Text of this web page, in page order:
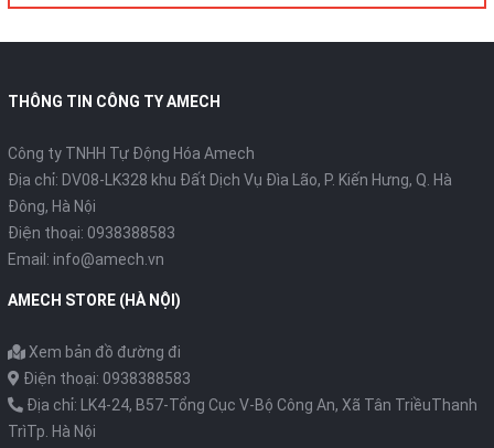
THÔNG TIN CÔNG TY AMECH
Công ty TNHH Tự Động Hóa Amech
Địa chỉ: DV08-LK328 khu Đất Dịch Vụ Đìa Lão, P. Kiến Hưng, Q. Hà
Đông, Hà Nội
Điện thoại: 0938388583
Email: info@amech.vn
AMECH STORE (HÀ NỘI)
Xem bản đồ đường đi
Điện thoại: 0938388583
Địa chỉ: LK4-24, B57-Tổng Cục V-Bộ Công An, Xã Tân TriềuThanh
TrìTp. Hà Nội